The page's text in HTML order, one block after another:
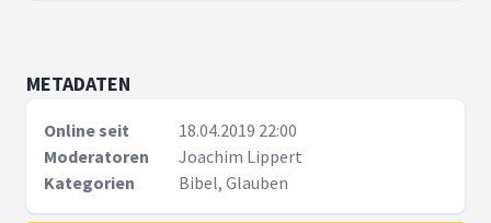
METADATEN
Online seit
18.04.2019 22:00
Moderatoren
Joachim Lippert
Kategorien
Bibel, Glauben